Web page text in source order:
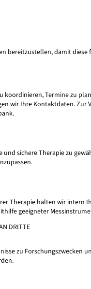
bereitzustellen, damit
koordinieren, Termine zu
wir Ihre Kontaktdaten. Zur
sichere Therapie zu
Therapie halten wir intern
geeigneter
DRITTE
zu Forschungszwecken